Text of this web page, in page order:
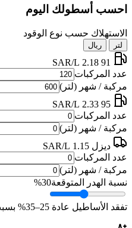
احسب أسطولك اليوم
الاستهلاك حسب نوع الوقود
لتر ريال
91
2.18 SAR/L
عدد المركبات
مركبة / شهر (لتر)
95
2.33 SAR/L
عدد المركبات
مركبة / شهر (لتر)
ديزل 1.15 SAR/L
عدد المركبات
مركبة / شهر (لتر)
نسبة الهدر المتوقعة30%
تفقد الأساطيل عادة 25–35% بسبب التزود الغير مراقب